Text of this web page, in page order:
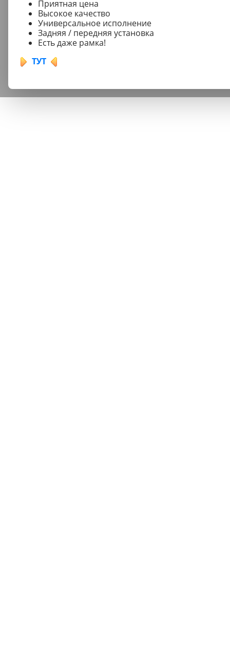
Приятная цена
Высокое качество
Универсальное исполнение
Задняя / передняя установка
Есть даже рамка!
ТУТ